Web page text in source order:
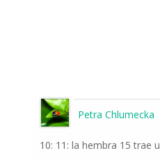
Petra Chlumecka
10: 11: la hembra 15 trae